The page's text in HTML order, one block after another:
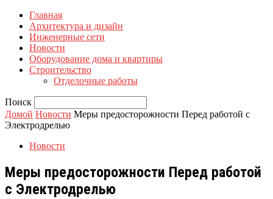
Главная
Архитектура и дизайн
Инженерные сети
Новости
Оборудование дома и квартиры
Строительство
Отделочные работы
Поиск
Домой Новости Меры предосторожности Перед работой с
Электродрелью
Новости
Меры предосторожности Перед работой
с Электродрелью